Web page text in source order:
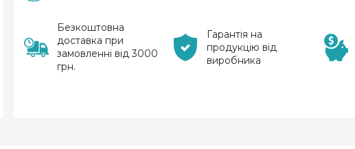
Безкоштовна
доставка при
замовленні від 3000
грн.
Гарантія на
продукцію від
виробника